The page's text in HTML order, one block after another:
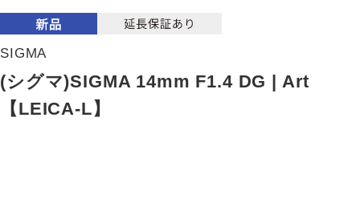
SIGMA
(シグマ)SIGMA 14mm F1.4 DG | Art
【LEICA-L】